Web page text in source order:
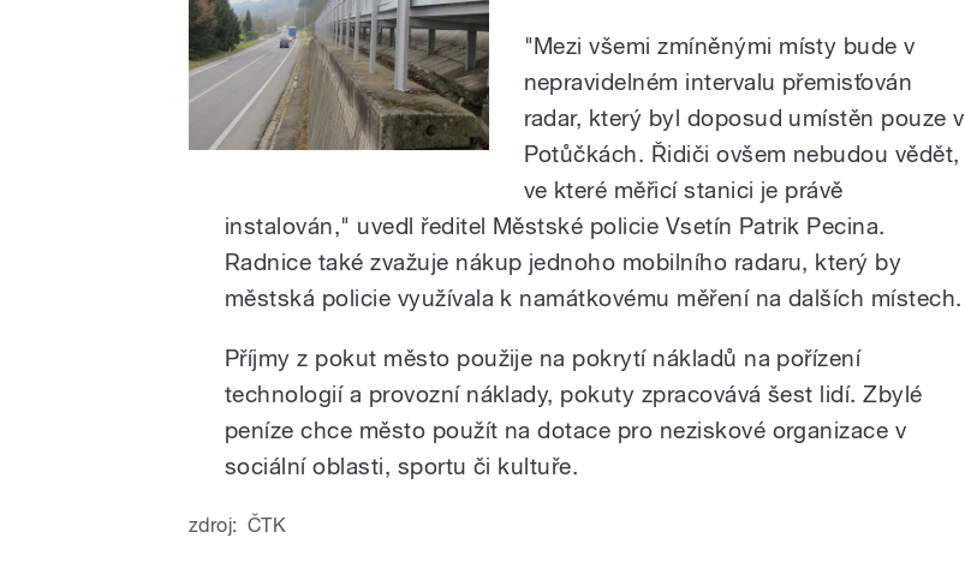
"Mezi všemi zmíněnými místy bude v
nepravidelném intervalu přemisťován
radar, který byl doposud umístěn pouze v
Potůčkách. Řidiči ovšem nebudou vědět,
ve které měřicí stanici je právě
instalován," uvedl ředitel Městské policie Vsetín Patrik Pecina.
Radnice také zvažuje nákup jednoho mobilního radaru, který by
městská policie využívala k namátkovému měření na dalších místech.
Příjmy z pokut město použije na pokrytí nákladů na pořízení
technologií a provozní náklady, pokuty zpracovává šest lidí. Zbylé
peníze chce město použít na dotace pro neziskové organizace v
sociální oblasti, sportu či kultuře.
zdroj: ČTK